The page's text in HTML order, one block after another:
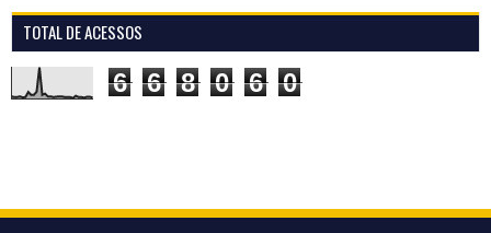
TOTAL DE ACESSOS
6 6 8 0 6 0